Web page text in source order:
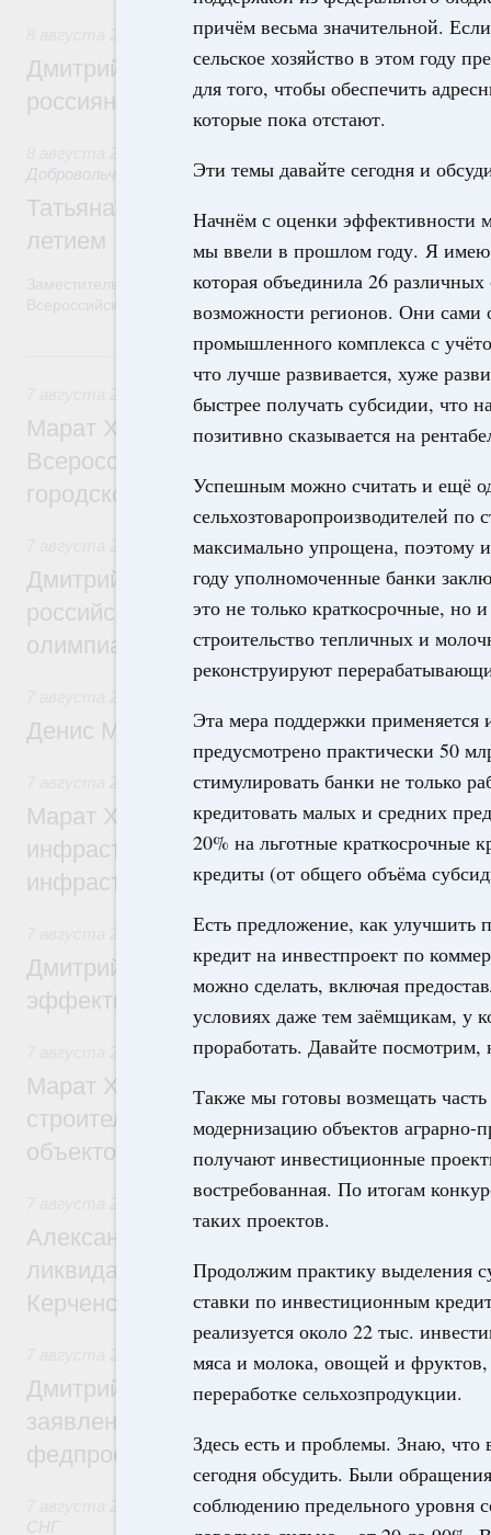
причём весьма значительной.
сельское хозяйство в этом году
для того, чтобы обеспечить
которые пока отстают.
Эти темы давайте сегодня и
Начнём с оценки эффективности
мы ввели в прошлом году. Я
которая объединила 26
возможности регионов. Они сами
промышленного комплекса с
что лучше развивается, хуже
быстрее получать субсидии, что
позитивно сказывается на
Успешным можно считать и ещё
сельхозтоваропроизводителей
максимально упрощена, поэтому
году уполномоченные банки
это не только краткосрочные,
строительство тепличных и
реконструируют
Эта мера поддержки
предусмотрено практически 50
стимулировать банки не только
кредитовать малых и средних
20% на льготные краткосрочные
кредиты (от общего объёма
Есть предложение, как улучшить
кредит на инвестпроект по
можно сделать, включая
условиях даже тем заёмщикам, у
проработать. Давайте посмотрим,
Также мы готовы возмещать
модернизацию объектов
получают инвестиционные
востребованная. По итогам
таких проектов.
Продолжим практику выделения
ставки по инвестиционным
реализуется около 22 тыс.
мяса и молока, овощей и фруктов,
переработке сельхозпродукции.
Здесь есть и проблемы. Знаю,
сегодня обсудить. Были
соблюдению предельного уровня
Спорт высших достижений и массовый
Дмитрий Чернышенко и Михаил
россиян с Днём физкультурника
Добровольчество и волонтёрство. Благотворительность
Татьяна Голикова поздравила
летием
Заместитель Председателя Правительства Татьяна Голикова
Всероссийского общественного движения «Волонтёры-
7 августа, пятница
Экономика городов. Городская среда
Марат Хуснуллин провёл заседание
Всероссийского конкурса лучших
городской среды
Отрасль информационных технологий
Дмитрий Чернышенко и Сергей Кравцов
российскую сборную с победой на
олимпиаде по искусственному
Денис Мантуров посетил Ярославскую
Бюджеты субъектов Федерации.
Марат Хуснуллин: 15 объектов
инфраструктуры построили и обновили
инфраструктурным кредитам
Развитие сельских территорий
Дмитрий Патрушев: Синхронизация
эффективность поддержки сельских
Экономика городов. Городская среда
Марат Хуснуллин: «Единый заказчик»
строительство и реконструкцию более
объектов
Чрезвычайные ситуации и ликвидация их
Александр Козлов провёл заседание
ликвидации последствий чрезвычайной
Керченском проливе
Среднее профессиональное образование
Дмитрий Чернышенко: Установлен
заявлений от абитуриентов колледжей и
федпроекта «Профессионалитет»
Евразийский экономический союз.
СНГ